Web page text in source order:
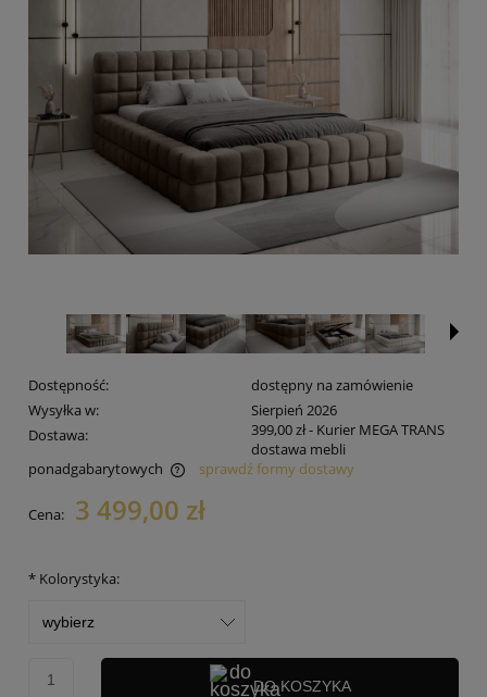
Dostępność:
dostępny na zamówienie
Wysyłka w:
Sierpień 2026
Dostawa:
399,00 zł- Kurier MEGA TRANS
dostawa mebli
ponadgabarytowych
sprawdź formy dostawy
Cena: 3 499,00 zł
* Kolorystyka:
DO KOSZYKA